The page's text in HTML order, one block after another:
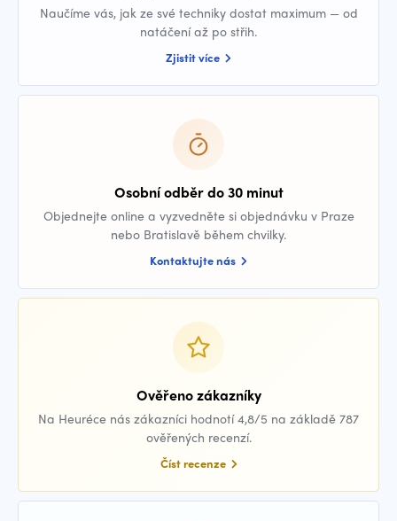
Naučíme vás, jak ze své techniky dostat maximum — od
natáčení až po střih.
Zjistit více
Osobní odběr do 30 minut
Objednejte online a vyzvedněte si objednávku v Praze
nebo Bratislavě během chvilky.
Kontaktujte nás
Ověřeno zákazníky
Na Heuréce nás zákazníci hodnotí 4,8/5 na základě 787
ověřených recenzí.
Číst recenze